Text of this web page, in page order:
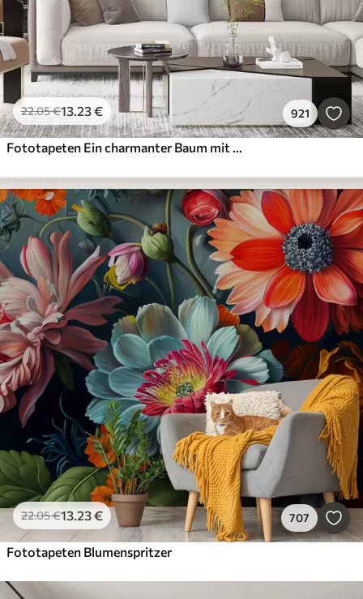
22.05€13.23€ 921
Fototapeten Ein charmanter Baum mit weißen Blüten vor dem Hintergrund der Wolken in einem interessanten Stil in zarten warmen Farben
22.05€13.23€ 707
Fototapeten Blumenspritzer